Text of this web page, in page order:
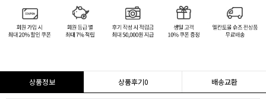
상품정보 상품후기0 배송교환